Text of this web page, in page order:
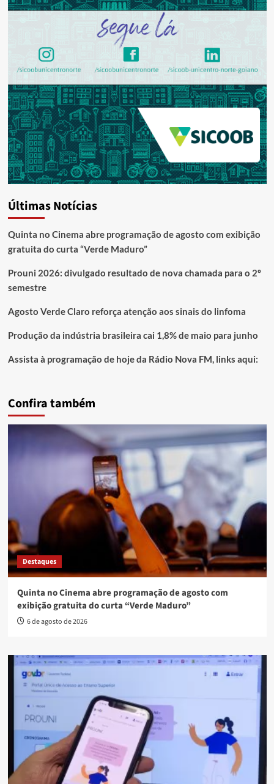
Últimas Notícias
Quinta no Cinema abre programação de agosto com exibição
gratuita do curta “Verde Maduro”
Prouni 2026: divulgado resultado de nova chamada para o 2º
semestre
Agosto Verde Claro reforça atenção aos sinais do linfoma
Produção da indústria brasileira cai 1,8% de maio para junho
Assista à programação de hoje da Rádio Nova FM, links aqui:
Confira também
Destaques
Quinta no Cinema abre programação de agosto com
exibição gratuita do curta “Verde Maduro”
6 de agosto de 2026